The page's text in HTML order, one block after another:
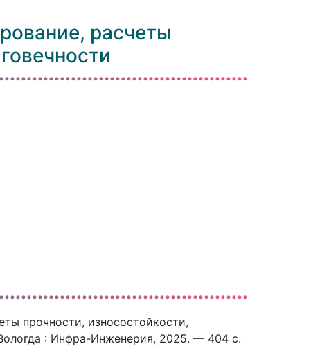
расчеты
прочности, износостойкости,
: Инфра-Инженерия, 2025. — 404 c.